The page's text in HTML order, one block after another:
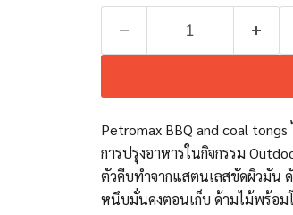
Petromax BBQ and coal
การปรุงอาหารในกิจกรรม
ตัวคีบทำจากแสตนเลสขัดผิวมัน
หนึบมั่นคงตอนเก็บ ด้ามไม้พร้อม